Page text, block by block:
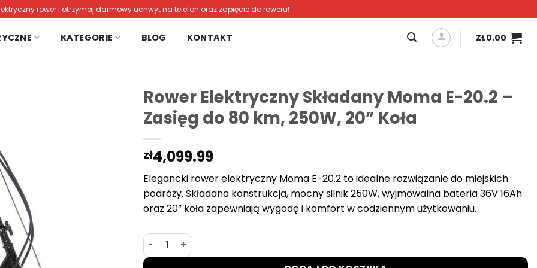
rower i otrzymaj darmowy uchwyt na telefon oraz zapięcie do roweru!
KATEGORIE BLOG KONTAKT ZŁ0.00
Rower Elektryczny Składany Moma E-20.2 –
Zasięg do 80 km, 250W, 20” Koła
zł4,099.99
Elegancki rower elektryczny Moma E-20.2 to idealne rozwiązanie do miejskich
podróży. Składana konstrukcja, mocny silnik 250W, wyjmowalna bateria 36V 16Ah
oraz 20” koła zapewniają wygodę i komfort w codziennym użytkowaniu.
ilość Rower Elektryczny Składany Moma E-20.2 – Zasięg do 80 km, 250W, 20” Koła